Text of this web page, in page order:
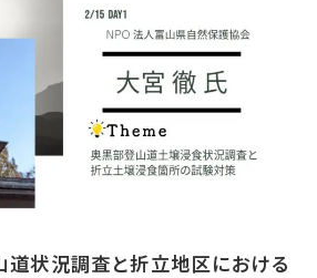
道状況調査と折立地区における